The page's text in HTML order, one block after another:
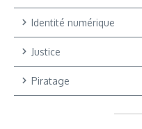
Identité numérique
Justice
Piratage